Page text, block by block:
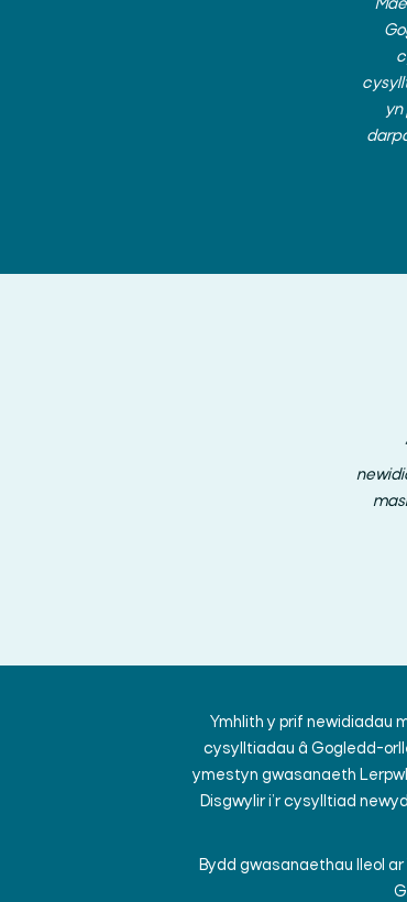
Ymhlith y prif newidiadau
cysylltiadau â Gogledd-
ymestyn gwasanaeth
Disgwylir i’r cysylltiad
Bydd gwasanaethau lleol